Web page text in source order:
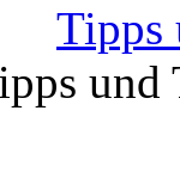
Tipps